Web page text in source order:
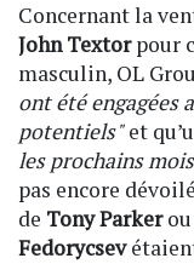
Concernant la
John Textorpour
masculin, OL
ont été engagées
potentiels"et
les prochains
pas encore
de Tony Parker
Fedorycsev